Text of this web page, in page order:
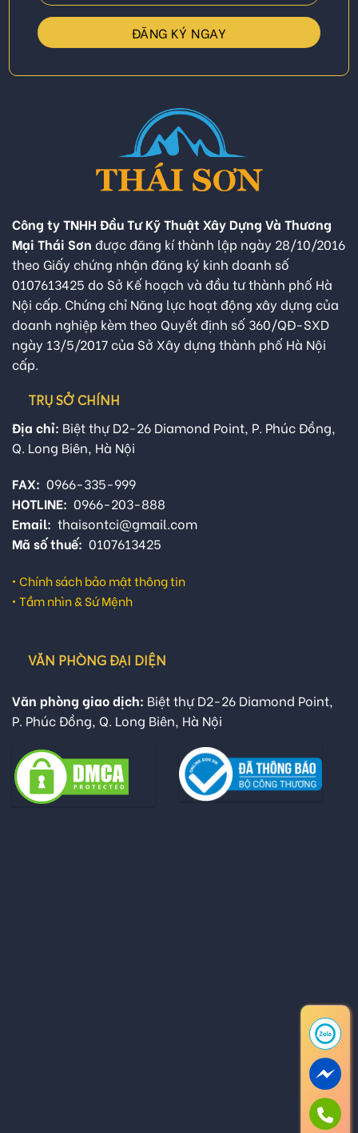
Công ty TNHH Đầu Tư Kỹ Thuật Xây Dựng Và Thương
Mại Thái Sơn được đăng kí thành lập ngày 28/10/2016
theo Giấy chứng nhận đăng ký kinh doanh số
0107613425 do Sở Kế hoạch và đầu tư thành phố Hà
Nội cấp. Chứng chỉ Năng lực hoạt động xây dựng của
doanh nghiệp kèm theo Quyết định số 360/QĐ-SXD
ngày 13/5/2017 của Sở Xây dựng thành phố Hà Nội
cấp.
TRỤ SỞ CHÍNH
Địa chỉ: Biệt thự D2-26 Diamond Point, P. Phúc Đồng,
Q. Long Biên, Hà Nội
FAX: 0966-335-999
HOTLINE: 0966-203-888
Email: thaisontci@gmail.com
Mã số thuế: 0107613425
• Chính sách bảo mật thông tin
• Tầm nhìn & Sứ Mệnh
VĂN PHÒNG ĐẠI DIỆN
Văn phòng giao dịch: Biệt thự D2-26 Diamond Point,
P. Phúc Đồng, Q. Long Biên, Hà Nội